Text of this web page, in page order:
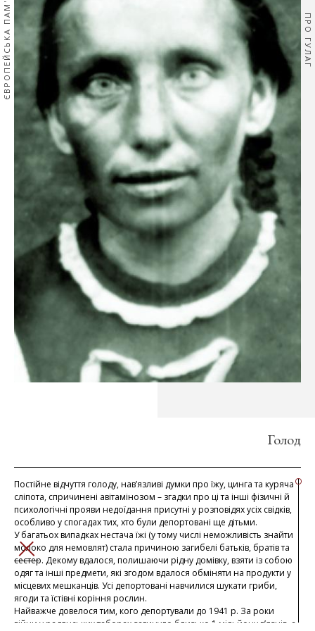
ЄВРОПЕЙСЬКА ПАМ'ЯТЬ ПРО ГУЛАГ
ЗАКРИТИ
Голод
Постійне відчуття голоду, нав’язливі думки про їжу, цинга та куряча
сліпота, спричинені авітамінозом – згадки про ці та інші фізичні й
психологічні прояви недоїдання присутні у розповідях усіх свідків,
особливо у спогадах тих, хто були депортовані ще дітьми.
У багатьох випадках нестача їжі (у тому числі неможливість знайти
молоко для немовлят) стала причиною загибелі батьків, братів та
сестер. Декому вдалося, полишаючи рідну домівку, взяти із собою
одяг та інші предмети, які згодом вдалося обміняти на продукти у
місцевих мешканців. Усі депортовані навчилися шукати гриби,
ягоди та їстівні коріння рослин.
Найважче довелося тим, кого депортували до 1941 р. За роки
війни у радянських таборах загинуло близько 1 мільйону в’язнів, а